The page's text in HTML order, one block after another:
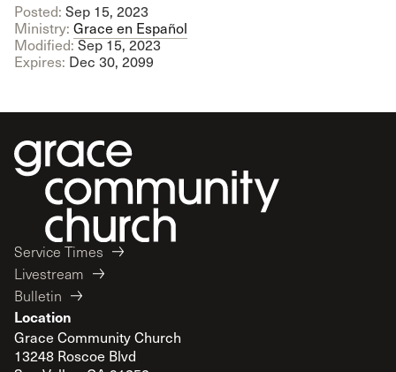
Posted: Sep 15, 2023
Ministry: Grace en Español
Modified:Sep 15, 2023
Expires: Dec 30, 2099
Service Times
Livestream
Bulletin
Location
Grace Community Church
13248 Roscoe Blvd